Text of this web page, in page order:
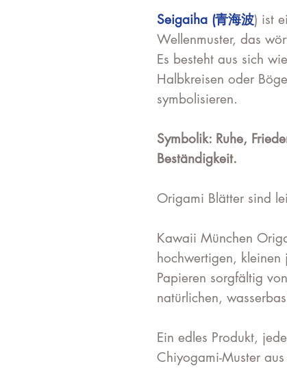
Seigaiha (青海波) ist
Wellenmuster, das
Es besteht aus sich
Halbkreisen oder
symbolisieren.
Symbolik: Ruhe,
Beständigkeit.
Origami Blätter sind
Kawaii München
hochwertigen, kleinen
Papieren sorgfältig
natürlichen,
Ein edles Produkt,
Chiyogami-Muster